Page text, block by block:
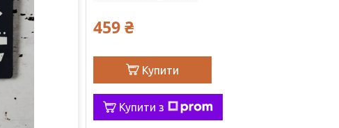
459 ₴
Купити
Купити з